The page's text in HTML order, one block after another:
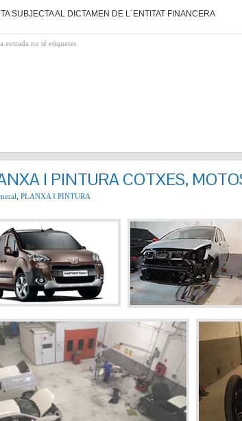
SUBJECTA AL DICTAMEN DE L´ENTITAT FINANCERA
entrada no té etiquetes
I PINTURA COTXES,
PLANXA I PINTURA